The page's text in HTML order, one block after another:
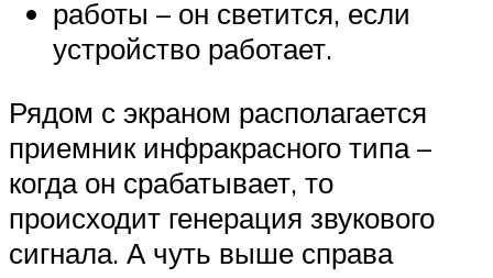
работы – он светится, если
устройство работает.
Рядом с экраном располагается
приемник инфракрасного типа –
когда он срабатывает, то
происходит генерация звукового
сигнала. А чуть выше справа